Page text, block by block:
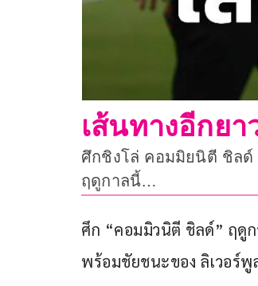
เส้นทางอีกย
ศึกชิงโล่ คอมมิยนิตี ชิลด์
ฤดูกาลนี้…
ศึก “คอมมิวนิตี ชิลด์” ฤดู
พร้อมชัยชนะของ ลิเวอร์